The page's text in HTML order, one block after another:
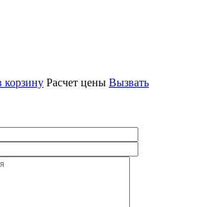
корзину Расчет цены Вызвать